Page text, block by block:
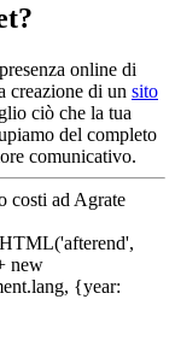
online di
creazione di un sito
ciò che la tua
del completo
comunicativo.